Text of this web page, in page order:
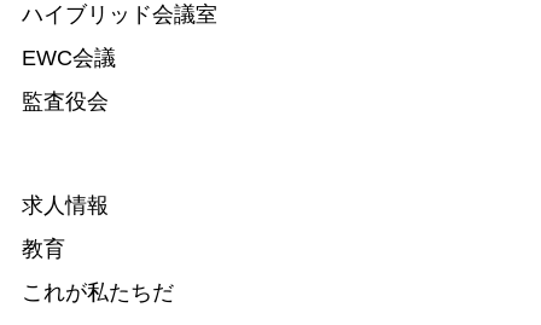
ハイブリッド会議室
EWC会議
監査役会
求人情報
教育
これが私たちだ